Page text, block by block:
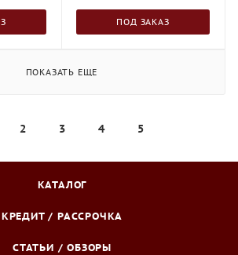
ПОД ЗАКАЗ
ПОКАЗАТЬ ЕЩЕ
2 3 4 5
КАТАЛОГ
КРЕДИТ / РАССРОЧКА
СТАТЬИ / ОБЗОРЫ